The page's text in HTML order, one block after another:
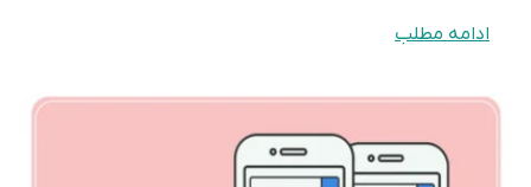
ادامه مطلب